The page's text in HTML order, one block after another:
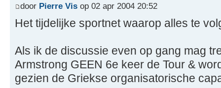
door Pierre Vis op 02 apr 2004 20:52
Het tijdelijke sportnet waarop alles te
Als ik de discussie even op gang mag
Armstrong GEEN 6e keer de Tour &
gezien de Griekse organisatorische